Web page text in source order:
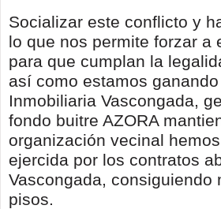
Socializar este conflicto y
lo que nos permite forzar a
para que cumplan la
así como estamos
Inmobiliaria Vascongada,
fondo buitre AZORA
organización vecinal
ejercida por los contratos
Vascongada,
pisos.